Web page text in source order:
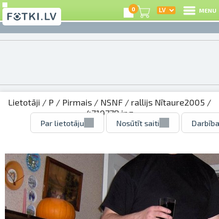
0 MENU
Lietotāji / P / Pirmais / NSNF / rallijs Nītaure2005 /
4710778.jpg
Par lietotāju Nosūtīt saiti